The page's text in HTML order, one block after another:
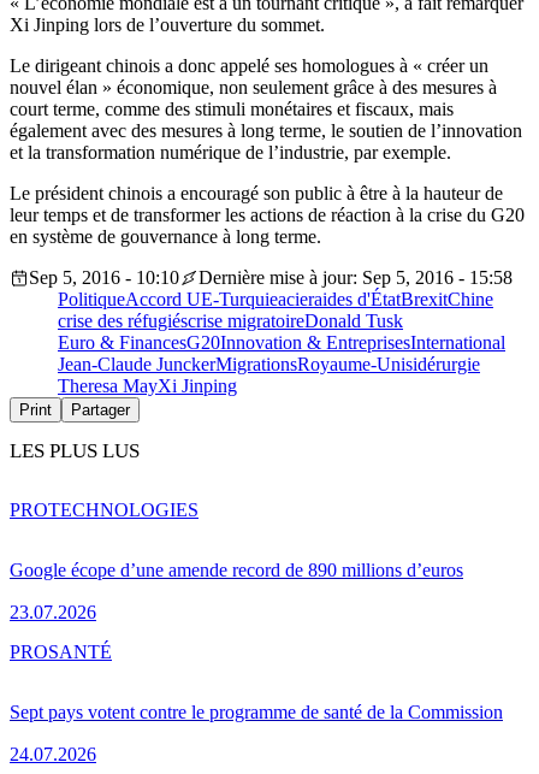
Xi Jinping lors de l’ouverture du sommet.
Le dirigeant chinois a donc appelé ses homologues à « créer un
nouvel élan » économique, non seulement grâce à des mesures à
court terme, comme des stimuli monétaires et fiscaux, mais
également avec des mesures à long terme, le soutien de l’innovation
et la transformation numérique de l’industrie, par exemple.
Le président chinois a encouragé son public à être à la hauteur de
leur temps et de transformer les actions de réaction à la crise du G20
en système de gouvernance à long terme.
Sep 5, 2016 - 10:10
Dernière mise à jour: Sep 5, 2016 - 15:58
PolitiqueAccord UE-Turquieacieraides d'ÉtatBrexitChine
crise des réfugiéscrise migratoireDonald Tusk
Euro & FinancesG20Innovation & EntreprisesInternational
Jean-Claude JunckerMigrationsRoyaume-Unisidérurgie
Theresa MayXi Jinping
Print Partager
LES PLUS LUS
Google écope d’une amende record de 890 millions d’euros
23.07.2026
PROTECHNOLOGIES
Sept pays votent contre le programme de santé de la Commission
24.07.2026
PROSANTÉ